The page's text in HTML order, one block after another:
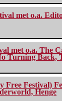
met o.a.
met o.a. The
Turning Back,
Free Festival)
Henge